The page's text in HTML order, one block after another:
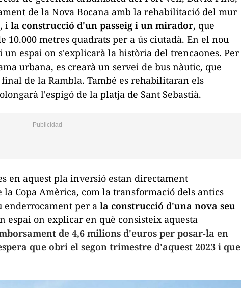
de la Nova Bocana amb la rehabilitació del mur
i la construcció d'un passeig i un mirador, que
10.000 metres quadrats per a ús ciutadà. En el nou
espai on s'explicarà la història del trencaones. Per
urbana, es crearà un servei de bus nàutic, que
de la Rambla. També es rehabilitaran els
l'espigó de la platja de Sant Sebastià.
en aquest pla inversió estan directament
Copa Amèrica, com la transformació dels antics
enderrocament per a la construcció d'una nova seu
espai on explicar en què consisteix aquesta
de 4,6 milions d'euros per posar-la en
que obri el segon trimestre d'aquest 2023 i que